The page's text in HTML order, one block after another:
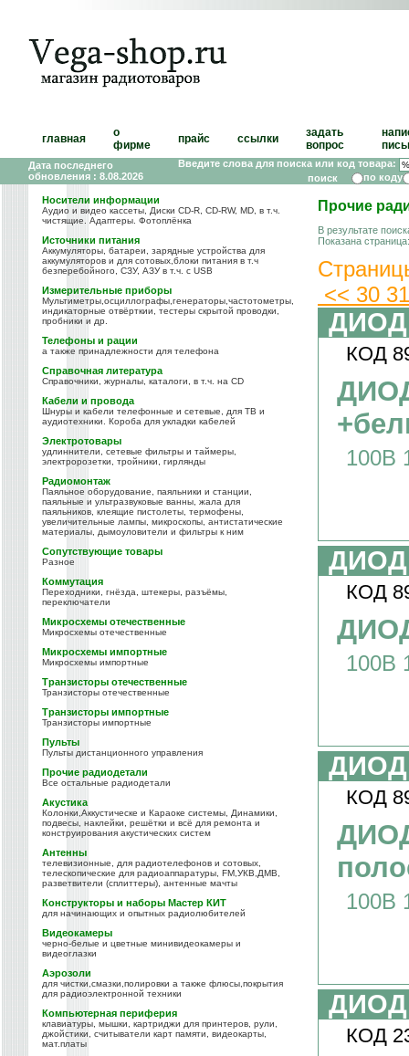
главная
о
фирме
прайс ссылки
задать
вопрос
Дата последнего
обновления : 8.08.2026
Введите слова для поиска или код товара:
по коду
Носители информации
Аудио и видео кассеты, Диски CD-R, CD-RW, MD, в т.ч.
чистящие. Адаптеры. Фотоплёнка
Источники питания
Аккумуляторы, батареи, зарядные устройства для
аккумуляторов и для сотовых,блоки питания в т.ч
безперебойного, СЗУ, АЗУ в т.ч. с USB
Измерительные приборы
Мультиметры,осциллографы,генераторы,частотометры,
индикаторные отвёрткии, тестеры скрытой проводки,
пробники и др.
Телефоны и рации
а также принадлежности для телефона
Справочная литература
Справочники, журналы, каталоги, в т.ч. на CD
Кабели и провода
Шнуры и кабели телефонные и сетевые, для ТВ и
аудиотехники. Короба для укладки кабелей
Электротовары
удлиннители, сетевые фильтры и таймеры,
электророзетки, тройники, гирлянды
Радиомонтаж
Паяльное оборудование, паяльники и станции,
паяльные и ультразвуковые ванны, жала для
паяльников, клеящие пистолеты, термофены,
увеличительные лампы, микроскопы, антистатические
материалы, дымоуловители и фильтры к ним
Сопутствующие товары
Разное
Коммутация
Переходники, гнёзда, штекеры, разъёмы,
переключатели
Микросхемы отечественные
Микросхемы отечественные
Микросхемы импортные
Микросхемы импортные
Транзисторы отечественные
Транзисторы отечественные
Транзисторы импортные
Транзисторы импортные
Пульты
Пульты дистанционного управления
Прочие радиодетали
Все остальные радиодетали
Акустика
Колонки,Аккустическе и Караоке системы, Динамики,
подвесы, наклейки, решётки и всё для ремонта и
конструирования акустических систем
Антенны
телевизионные, для радиотелефонов и сотовых,
телескопические для радиоаппаратуры, FM,УКВ,ДМВ,
разветвители (сплиттеры), антенные мачты
Конструкторы и наборы Мастер КИТ
для начинающих и опытных радиолюбителей
Видеокамеры
черно-белые и цветные минивидеокамеры и
видеоглазки
Аэрозоли
для чистки,смазки,полировки а также флюсы,покрытия
для радиоэлектронной техники
Компьютерная периферия
клавиатуры, мышки, картриджи для принтеров, рули,
джойстики, считыватели карт памяти, видеокарты,
мат.платы
Прочие
В результате
Показана
<< 30
ДИОД
КОД
100В
ДИОД
КОД
100В
ДИОД
КОД
100В
ДИОД
КОД